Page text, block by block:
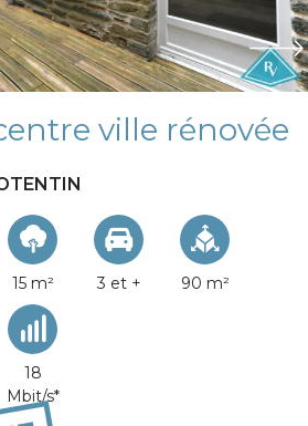
ville rénovée
15 m² 3 et + 90 m²
18
Mbit/s*